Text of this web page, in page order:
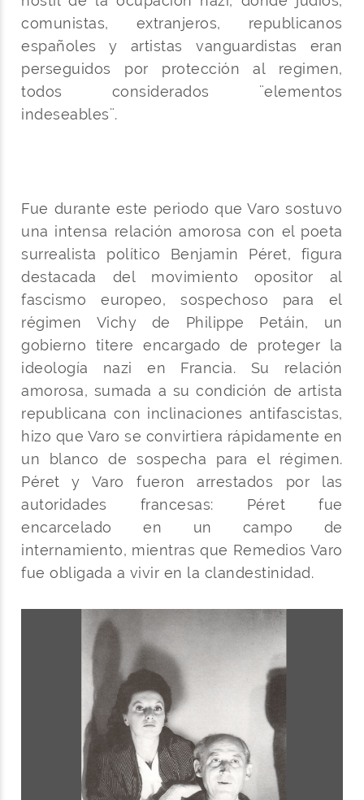
comunistas, extranjeros, republicanos
españoles y artistas vanguardistas eran
perseguidos por protección al regimen,
todos considerados ¨elementos
indeseables¨.
Fue durante este periodo que Varo sostuvo
una intensa relación amorosa con el poeta
surrealista político Benjamin Péret, figura
destacada del movimiento opositor al
fascismo europeo, sospechoso para el
régimen Vichy de Philippe Petáin, un
gobierno titere encargado de proteger la
ideología nazi en Francia. Su relación
amorosa, sumada a su condición de artista
republicana con inclinaciones antifascistas,
hizo que Varo se convirtiera rápidamente en
un blanco de sospecha para el régimen.
Péret y Varo fueron arrestados por las
autoridades francesas: Péret fue
encarcelado en un campo de
internamiento, mientras que Remedios Varo
fue obligada a vivir en la clandestinidad.